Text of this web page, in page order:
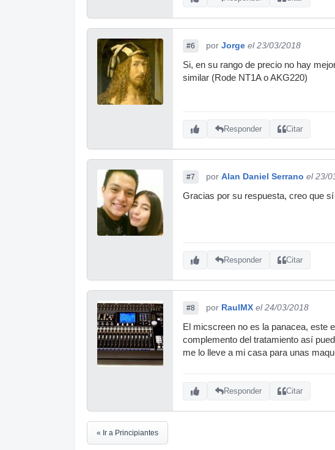
#6 por Jorge el 23/03/2018
Si, en su rango de precio no hay
similar (Rode NT1A o AKG220)
Responder Citar
#7 por Alan Daniel Serrano el 23/
Gracias por su respuesta, creo que
Responder Citar
#8 por RaulMX el 24/03/2018
El micscreen no es la panacea, este
complemento del tratamiento así
me lo lleve a mi casa para unas
Responder Citar
« Ir a Principiantes